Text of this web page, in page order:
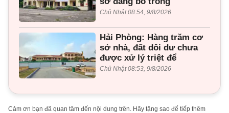
Chủ Nhật 08:54, 9/8/2026
Hải Phòng: Hàng trăm cơ
sở nhà, đất dôi dư chưa
được xử lý triệt để
Chủ Nhật 08:53, 9/8/2026
Cảm ơn bạn đã quan tâm đến nội dung trên. Hãy tặng sao để tiếp thêm